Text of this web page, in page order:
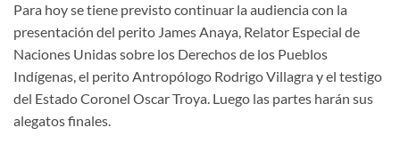
Para hoy se tiene previsto continuar la audiencia con la
presentación del perito James Anaya, Relator Especial de
Naciones Unidas sobre los Derechos de los Pueblos
Indígenas, el perito Antropólogo Rodrigo Villagra y el testigo
del Estado Coronel Oscar Troya. Luego las partes harán sus
alegatos finales.